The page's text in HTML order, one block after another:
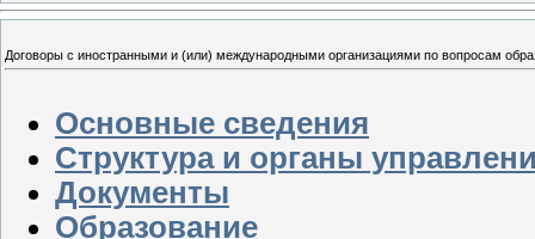
Договоры с иностранными и (или) международными организациями по вопросам
Основные сведения
Структура и органы
Документы
Образование